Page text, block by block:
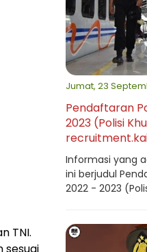
TNI.
Jumat, 23
Pendaftaran
2023 (Polisi
Informasi yang
ini berjudul
2022 - 2023